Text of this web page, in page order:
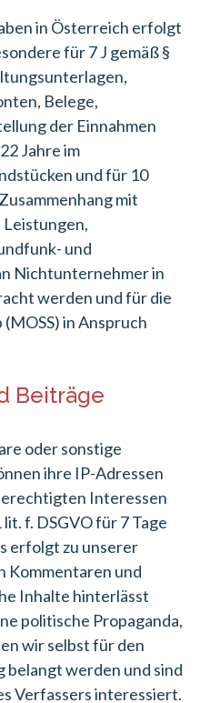
in Österreich erfolgt
für 7 J gemäß §
Belege,
der Einnahmen
Jahre im
und für 10
mit
und
Nichtunternehmer in
werden und für die
in Anspruch
Beiträge
oder sonstige
ihre IP-Adressen
Interessen
f. DSGVO für 7 Tage
erfolgt zu unserer
Kommentaren und
Inhalte hinterlässt
politische Propaganda,
wir selbst für den
belangt werden und sind
Verfassers interessiert.